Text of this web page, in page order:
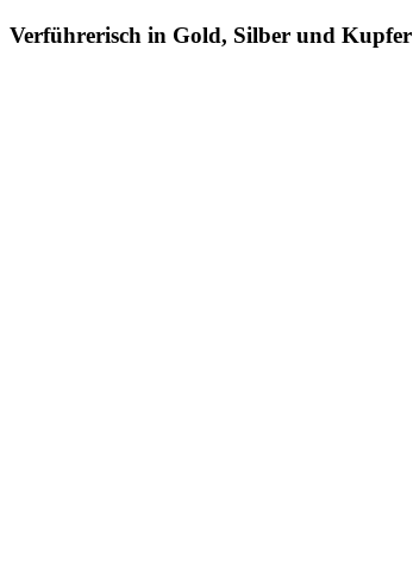
Verführerisch in Gold, Silber und Kupfer